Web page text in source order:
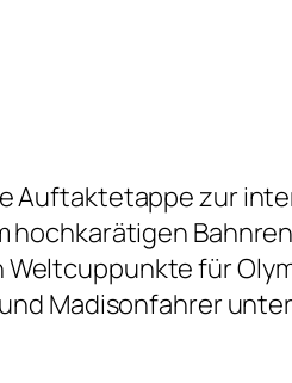
Auftaktetappe zur
für
Madisonfahrer